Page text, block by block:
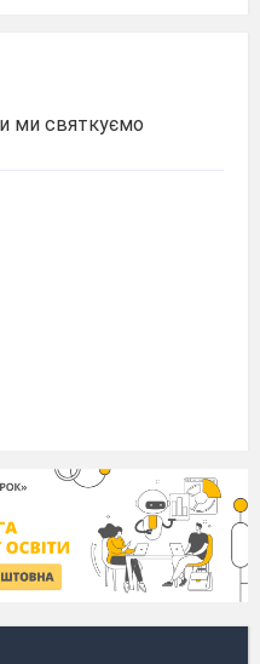
ми святкуємо